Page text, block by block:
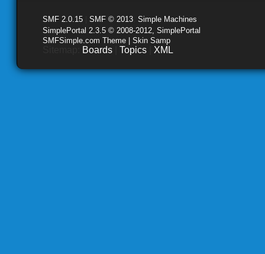
SMF 2.0.15 SMF © 2013 Simple Machines
SimplePortal 2.3.5 © 2008-2012, SimplePortal
SMFSimple.com Theme | Skin Samp
Boards Topics XML